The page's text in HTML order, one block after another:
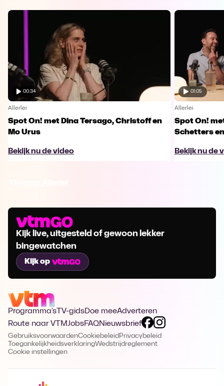
00:34
Allerlei
Spot On! met Dina Tersago, Christoff en
Mo Urus
Bekijk nu de video
01:05
Allerlei
Spot On!
Schetters
Bekijk nu de
Kijk live, uitgesteld of gewoon lekker
bingewatchen
Kijk op
Programma's TV-gidsDoe meeAdverteren
Route naar VTMJobsFAQNieuwsbrief
GebruiksvoorwaardenCookiebeleid Privacybeleid
ToegankelijkheidsverklaringWedstrijdreglement
Cookie instellingen